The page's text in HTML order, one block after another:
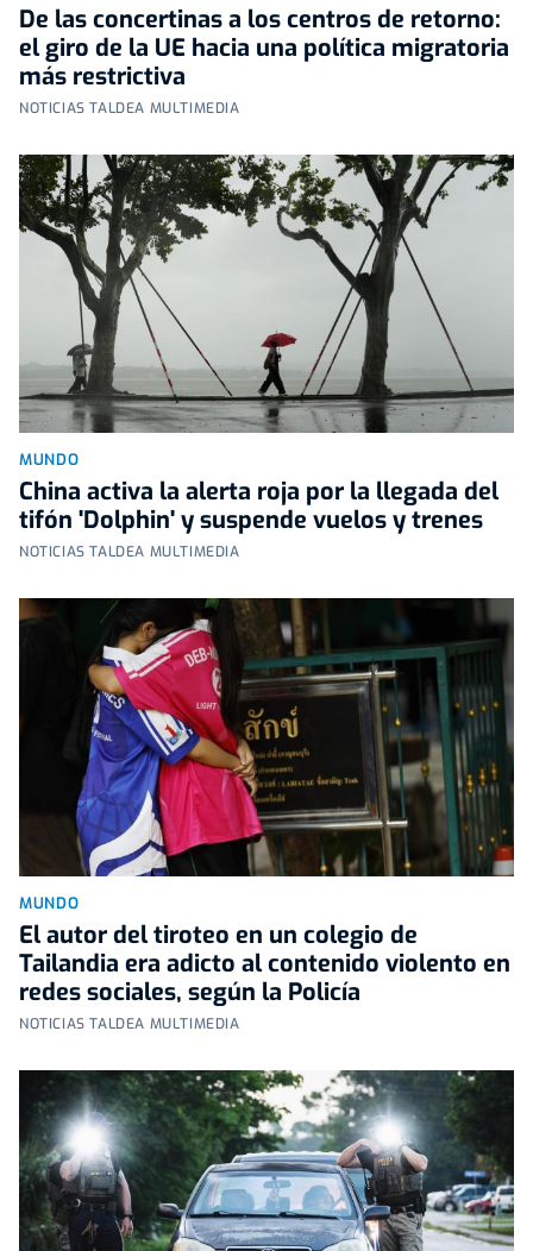
De las concertinas a los centros de retorno:
el giro de la UE hacia una política migratoria
más restrictiva
NOTICIAS TALDEA MULTIMEDIA
MUNDO
China activa la alerta roja por la llegada del
tifón 'Dolphin' y suspende vuelos y trenes
NOTICIAS TALDEA MULTIMEDIA
MUNDO
El autor del tiroteo en un colegio de
Tailandia era adicto al contenido violento en
redes sociales, según la Policía
NOTICIAS TALDEA MULTIMEDIA